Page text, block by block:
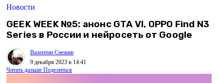
Новости
GEEK WEEK №5: анонс GTA VI, OPPO Find N3
Series в России и нейросеть от Google
Валентин Снежин
9 декабря 2023 в 14:41
Читать дальше Поделиться